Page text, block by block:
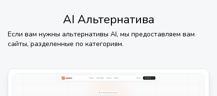
AI Альтернатива
Если вам нужны альтернативы AI, мы предоставляем вам
сайты, разделенные по категориям.